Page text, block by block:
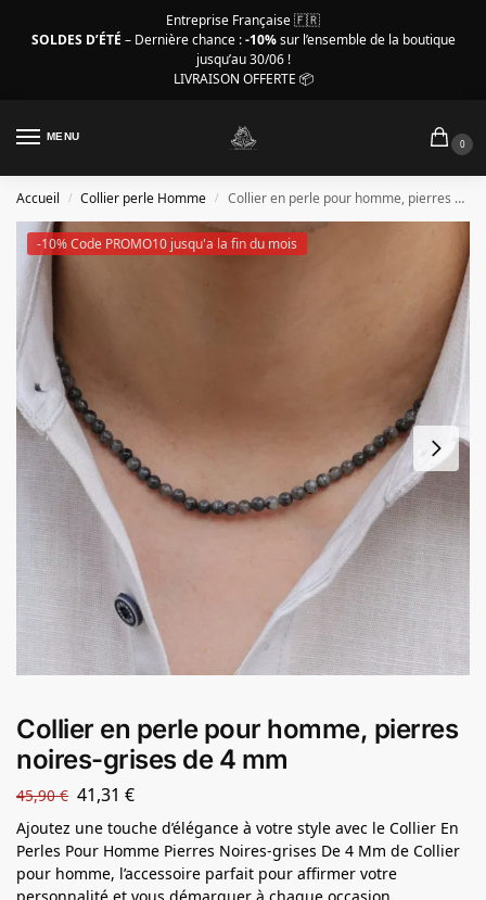
Entreprise Française 🇫🇷
SOLDES D’ÉTÉ – Dernière chance :-10%sur l’ensemble de la boutique
jusqu’au 30/06 !
LIVRAISON OFFERTE 📦
MENU
0
Accueil / Collier perle Homme / Collier en perle pour homme, pierres noires-grises de 4 mm
-10% Code PROMO10 jusqu'a la fin du mois
Collier en perle pour homme, pierres
noires-grises de 4 mm
45,90€ 41,31 €
Ajoutez une touche d’élégance à votre style avec le Collier En
Perles Pour Homme Pierres Noires-grises De 4 Mm de Collier
pour homme, l’accessoire parfait pour affirmer votre